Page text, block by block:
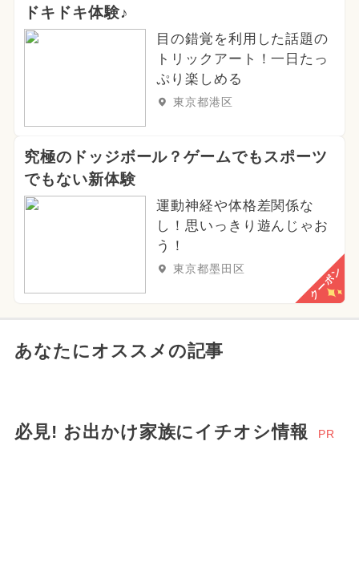
ドキドキ体験♪
目の錯覚を利用した話題の
トリックアート！一日たっ
ぷり楽しめる
東京都港区
究極のドッジボール？ゲームでもスポーツ
でもない新体験
運動神経や体格差関係な
し！思いっきり遊んじゃお
う！
東京都墨田区 クーポン
あなたにオススメの記事
必見! お出かけ家族にイチオシ情報 PR